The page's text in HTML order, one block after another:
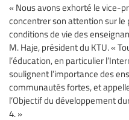
« Nous avons exhorté le vice-
concentrer son attention sur le
conditions de vie des
M. Haje, président du KTU. «
l’éducation, en particulier
soulignent l’importance des
communautés fortes, et
l’Objectif du développement
4. »